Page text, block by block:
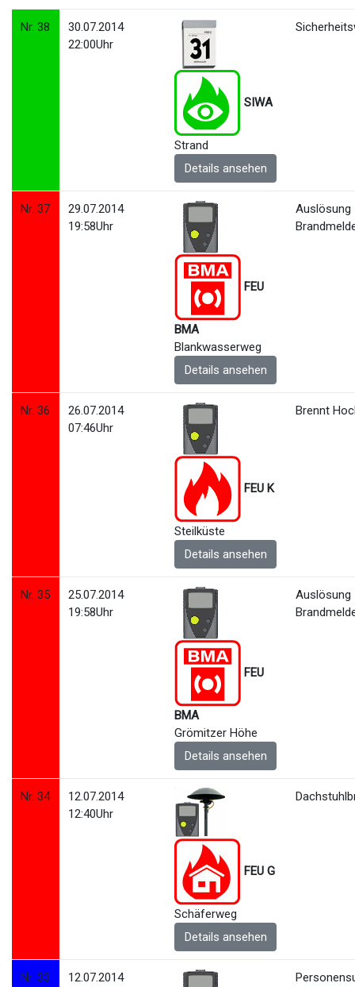
Nr. 38
30.07.2014
22:00Uhr
SIWA
Strand
Details ansehen
Nr. 37
29.07.2014
19:58Uhr
FEU
BMA
Blankwasserweg
Details ansehen
Auslösung
Nr. 36
26.07.2014
07:46Uhr
FEU K
Steilküste
Details ansehen
Brennt
Nr. 35
25.07.2014
19:58Uhr
FEU
BMA
Grömitzer Höhe
Details ansehen
Auslösung
Nr. 34
12.07.2014
12:40Uhr
FEU G
Schäferweg
Details ansehen
Nr. 33 12.07.2014